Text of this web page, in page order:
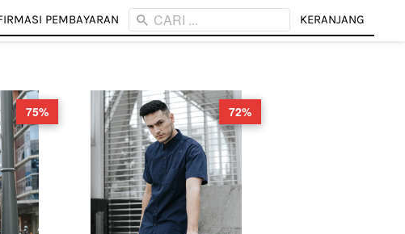
PEMBAYARAN CARI ... KERANJANG
PEMBAYARAN CARI ... KERANJANG
75% 72%